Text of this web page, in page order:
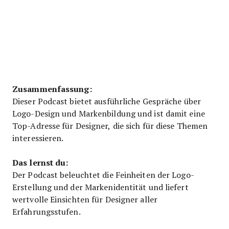
Zusammenfassung:
Dieser Podcast bietet ausführliche Gespräche über
Logo-Design und Markenbildung und ist damit eine
Top-Adresse für Designer, die sich für diese Themen
interessieren.
Das lernst du:
Der Podcast beleuchtet die Feinheiten der Logo-
Erstellung und der Markenidentität und liefert
wertvolle Einsichten für Designer aller
Erfahrungsstufen.